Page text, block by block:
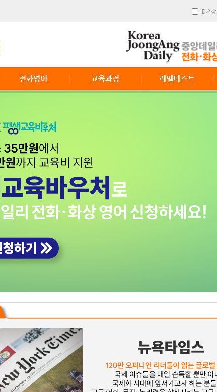
ID저장
전화영어
전화영어 이용안내
교육과정 레벨테스트